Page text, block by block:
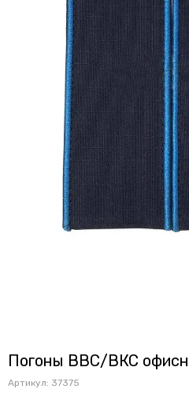
Погоны ВВС/ВКС
Артикул: 37375